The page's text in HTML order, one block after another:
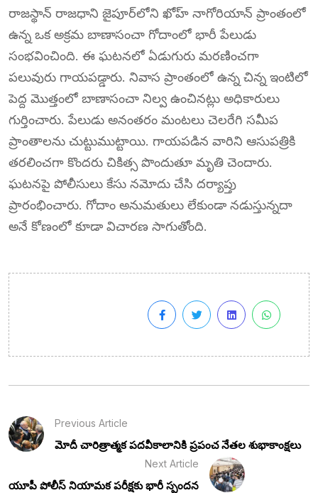
రాజస్థాన్ రాజధాని జైపూర్‌లోని ఖోహ్ నాగోరియాన్ ప్రాంతంలో
ఉన్న ఒక అక్రమ బాణాసంచా గోదాంలో భారీ పేలుడు
సంభవించింది. ఈ ఘటనలో ఏడుగురు మరణించగా
పలువురు గాయపడ్డారు. నివాస ప్రాంతంలో ఉన్న చిన్న ఇంటిలో
పెద్ద మొత్తంలో బాణాసంచా నిల్వ ఉంచినట్లు అధికారులు
గుర్తించారు. పేలుడు అనంతరం మంటలు చెలరేగి సమీప
ప్రాంతాలను చుట్టుముట్టాయి. గాయపడిన వారిని ఆసుపత్రికి
తరలించగా కొందరు చికిత్స పొందుతూ మృతి చెందారు.
ఘటనపై పోలీసులు కేసు నమోదు చేసి దర్యాప్తు
ప్రారంభించారు. గోదాం అనుమతులు లేకుండా నడుస్తున్నదా
అనే కోణంలో కూడా విచారణ సాగుతోంది.
Previous Article
మోదీ చారిత్రాత్మక పదవీకాలానికి ప్రపంచ నేతల శుభాకాంక్షలు
Next Article
యూపీ పోలీస్ నియామక పరీక్షకు భారీ స్పందన